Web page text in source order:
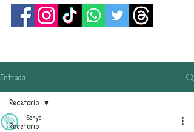
Entrada
Recetario
Recetario
Sonya